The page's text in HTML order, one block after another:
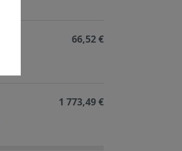
66,52 €
1 773,49 €